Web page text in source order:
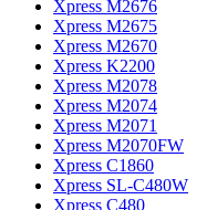
Xpress M2676
Xpress M2675
Xpress M2670
Xpress K2200
Xpress M2078
Xpress M2074
Xpress M2071
Xpress M2070FW
Xpress C1860
Xpress SL-C480W
Xpress C480